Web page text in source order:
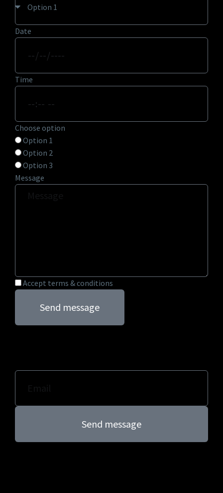
Date
Time
Choose option
Option 1
Option 2
Option 3
Message
Accept terms & conditions
Send message
Send message